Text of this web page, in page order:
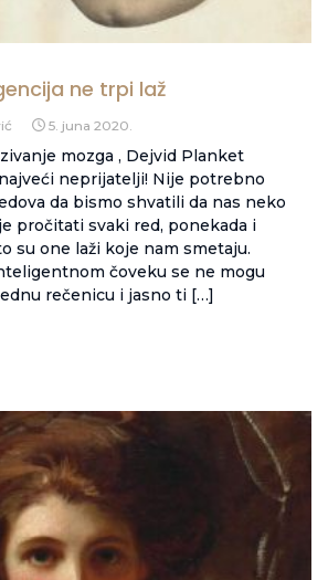
ne trpi laž
5. juna 2020.
mozga , Dejvid Planket
neprijatelji! Nije potrebno
da bismo shvatili da nas neko
pročitati svaki red, ponekada i
su one laži koje nam smetaju.
čoveku se ne mogu
rečenicu i jasno ti […]